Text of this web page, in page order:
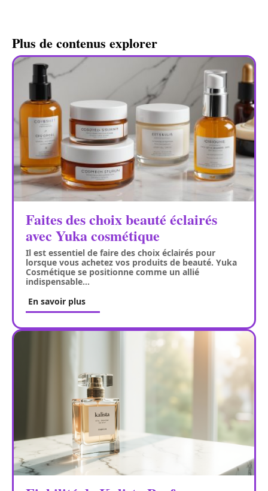
Plus de contenus explorer
Faites des choix beauté éclairés
avec Yuka cosmétique
Il est essentiel de faire des choix éclairés pour
lorsque vous achetez vos produits de beauté. Yuka
Cosmétique se positionne comme un allié
indispensable…
En savoir plus